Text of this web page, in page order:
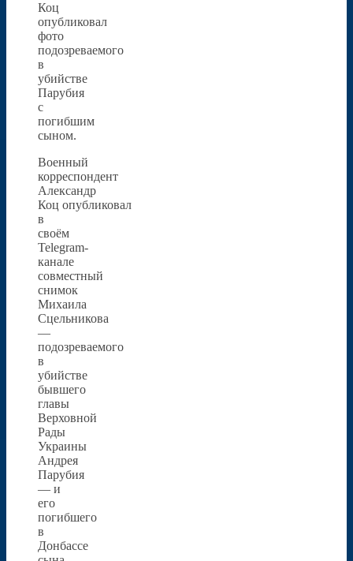
Коц
опубликовал
фото
подозреваемого
в
убийстве
Парубия
с
погибшим
сыном.
Военный
корреспондент
Александр
Коц опубликовал
в
своём
Telegram-
канале
совместный
снимок
Михаила
Сцельникова
—
подозреваемого
в
убийстве
бывшего
главы
Верховной
Рады
Украины
Андрея
Парубия
— и
его
погибшего
в
Донбассе